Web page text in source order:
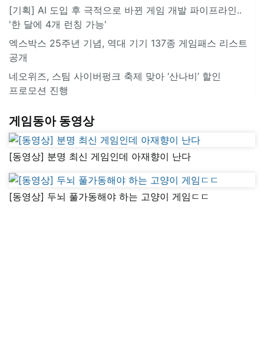
[기획] AI 도입 후 극적으로 바뀐 게임 개발 파이프라인..
'한 달에 4개 런칭 가능'
엑스박스 25주년 기념, 역대 기기 137종 게임패스 리스트
공개
네오위즈, 스팀 사이버펑크 축제 맞아 ‘산나비’ 할인
프로모션 진행
게임동아 동영상
[동영상] 분명 최신 게임인데 아재향이 난다
[동영상] 두뇌 풀가동해야 하는 고양이 게임ㄷㄷ